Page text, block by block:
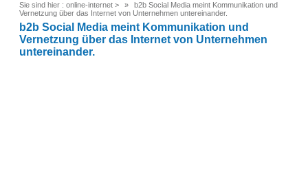
Sie sind hier : online-internet >
b2b Social Media meint Kommunikation und
Vernetzung über das Internet von Unternehmen untereinander.
b2b Social Media meint Kommunikation und
Vernetzung über das Internet von Unternehmen
untereinander.